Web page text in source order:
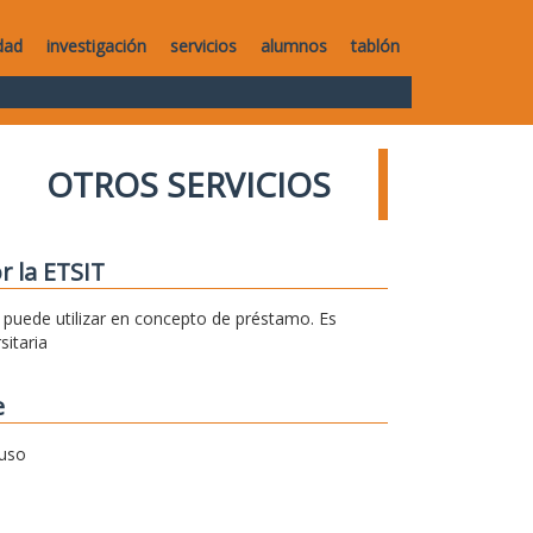
investigación servicios alumnos tablón
OTROS SERVICIOS
la ETSIT
utilizar en concepto de préstamo. Es